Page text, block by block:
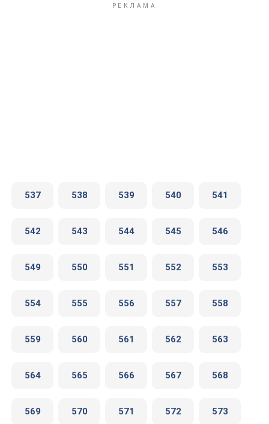
537 538 539 540 541
542 543 544 545 546
549 550 551 552 553
554 555 556 557 558
559 560 561 562 563
564 565 566 567 568
569 570 571 572 573